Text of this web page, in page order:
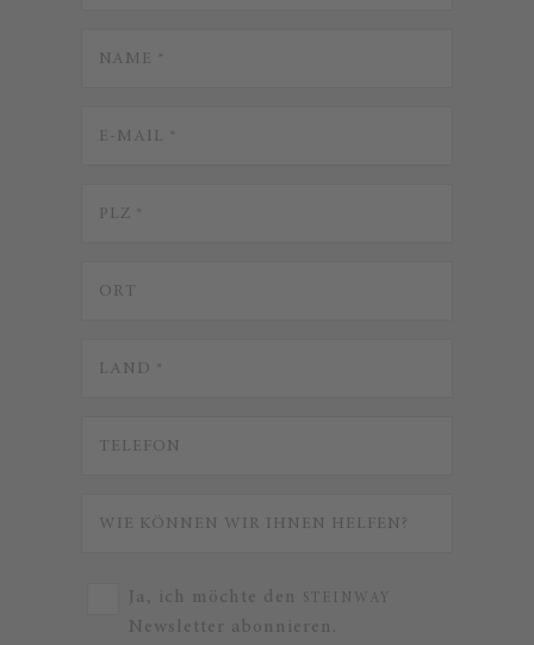
Ja, ich möchte den STEINWAY
Newsletter abonnieren.